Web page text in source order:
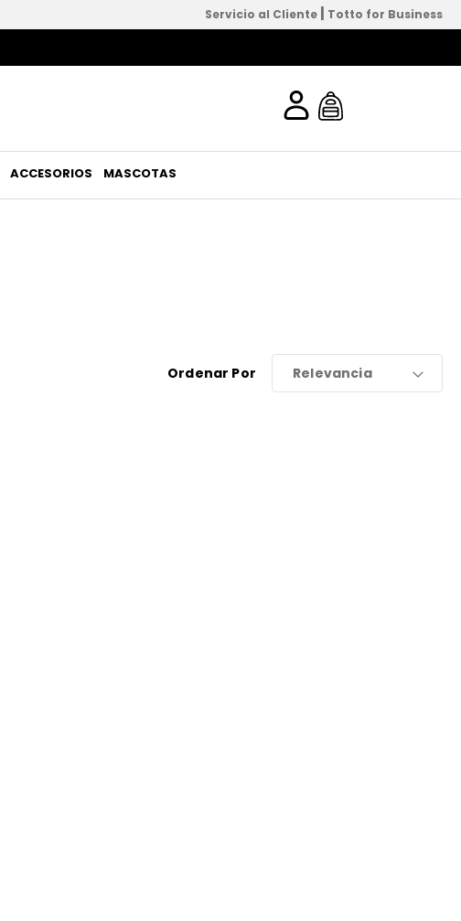
Servicio al Cliente | Totto for Business
ACCESORIOS MASCOTAS
Ordenar Por Relevancia